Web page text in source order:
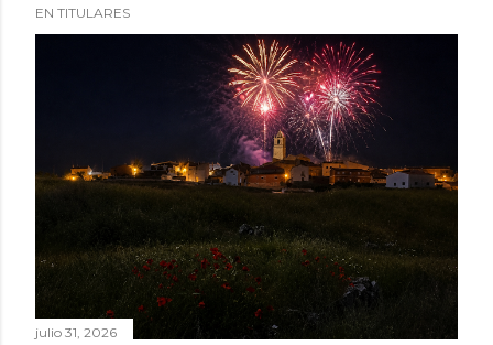
EN TITULARES
julio 31, 2026